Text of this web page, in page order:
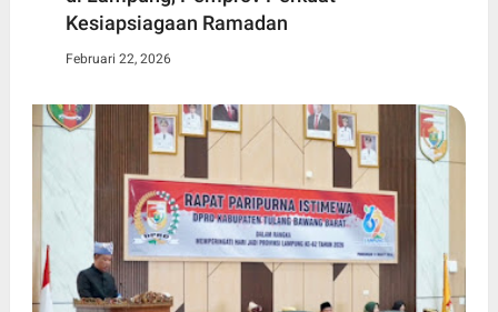
Kesiapsiagaan Ramadan
Februari 22, 2026